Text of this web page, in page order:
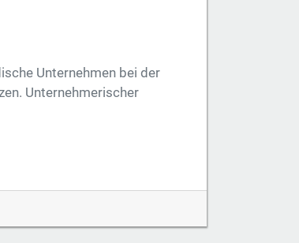
Unternehmen bei der
Unternehmerischer